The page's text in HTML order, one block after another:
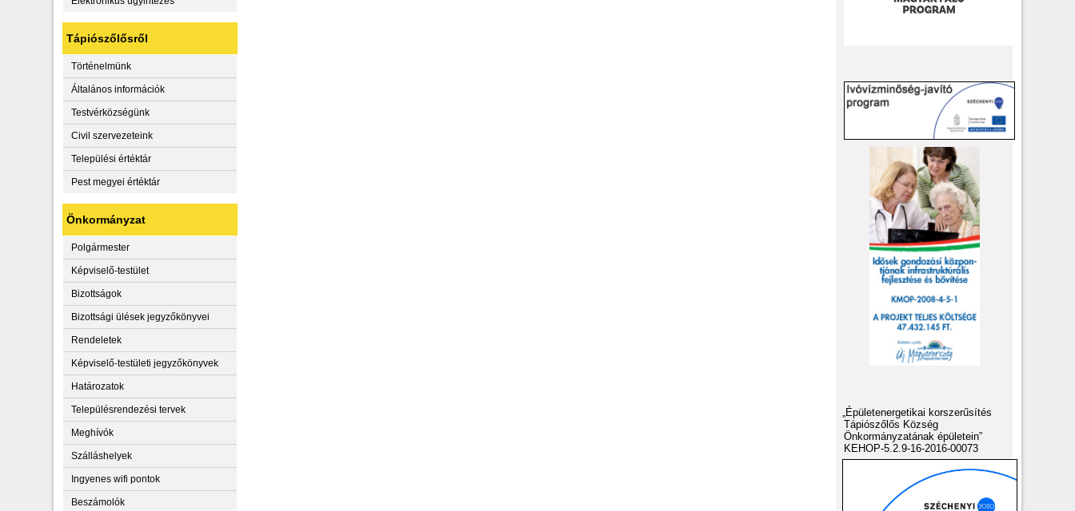
Tápiószőlősről
Történelmünk
Általános információk
Testvérközségünk
Civil szervezeteink
Települési értéktár
Pest megyei értéktár
Önkormányzat
Polgármester
Képviselő-testület
Bizottságok
Bizottsági ülések jegyzőkönyvei
Rendeletek
Képviselő-testületi jegyzőkönyvek
Határozatok
Településrendezési tervek
Meghívók
Szálláshelyek
Ingyenes wifi pontok
Beszámolók
„Épületenergetikai korszerűsítés
Tápiószőlős Község
Önkormányzatának épületein”
KEHOP-5.2.9-16-2016-00073